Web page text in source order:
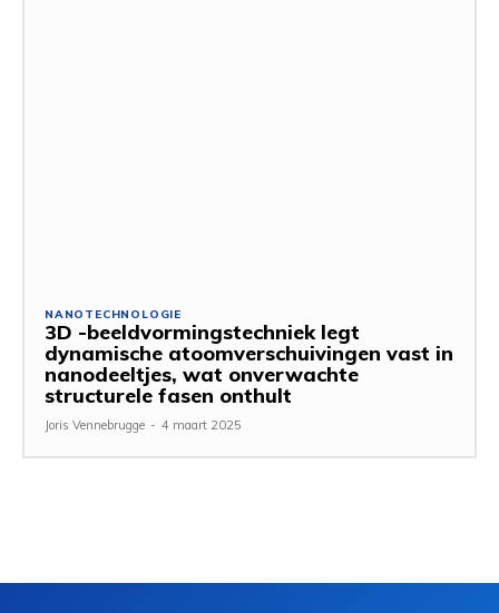
NANOTECHNOLOGIE
3D -beeldvormingstechniek legt
dynamische atoomverschuivingen vast in
nanodeeltjes, wat onverwachte
structurele fasen onthult
Joris Vennebrugge - 4 maart 2025